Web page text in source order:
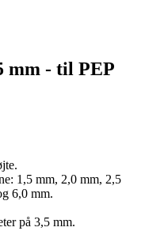
mm - til PEP
1,5 mm, 2,0 mm, 2,5
6,0 mm.
på 3,5 mm.